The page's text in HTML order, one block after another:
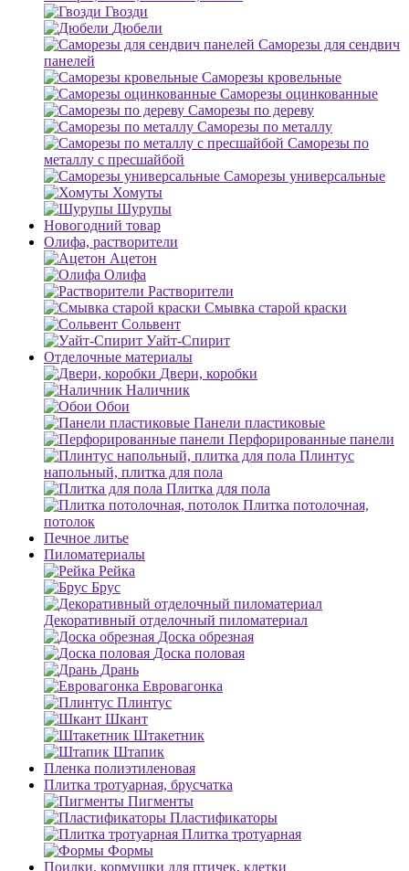
Гвозди
Дюбели
Саморезы для сендвич
панелей
Саморезы кровельные
Саморезы оцинкованные
Саморезы по дереву
Саморезы по металлу
Саморезы по
металлу с пресшайбой
Саморезы универсальные
Хомуты
Шурупы
Новогодний товар
Олифа, растворители
Ацетон
Олифа
Растворители
Смывка старой краски
Сольвент
Уайт-Спирит
Отделочные материалы
Двери, коробки
Наличник
Обои
Панели пластиковые
Перфорированные панели
Плинтус
напольный, плитка для пола
Плитка для пола
Плитка потолочная,
потолок
Печное литье
Пиломатериалы
Рейка
Брус
Декоративный отделочный пиломатериал
Доска обрезная
Доска половая
Дрань
Евровагонка
Плинтус
Шкант
Штакетник
Штапик
Пленка полиэтиленовая
Плитка тротуарная, брусчатка
Пигменты
Пластификаторы
Плитка тротуарная
Формы
Поилки, кормушки для птичек, клетки